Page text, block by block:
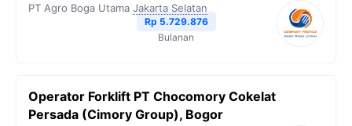
PT Agro Boga Utama Jakarta Selatan
Rp 5.729.876
Bulanan
Operator Forklift PT Chocomory Cokelat
Persada (Cimory Group), Bogor